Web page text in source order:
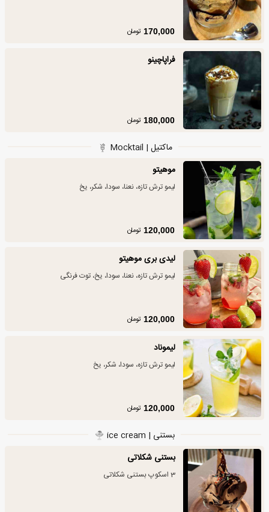
170,000 تومان
فراپاچینو
180,000 تومان
ماکتیل | Mocktail
موهیتو
لیمو ترش تازه، نعنا، سودا، شکر، یخ
120,000 تومان
لیدی بری موهیتو
لیمو ترش تازه، نعنا، سودا، یخ، توت فرنگی
120,000 تومان
لیموناد
لیمو ترش تازه، سودا، شکر، یخ
120,000 تومان
بستنی | ice cream
بستنی شکلاتی
3 اسکوپ بستنی شکلاتی